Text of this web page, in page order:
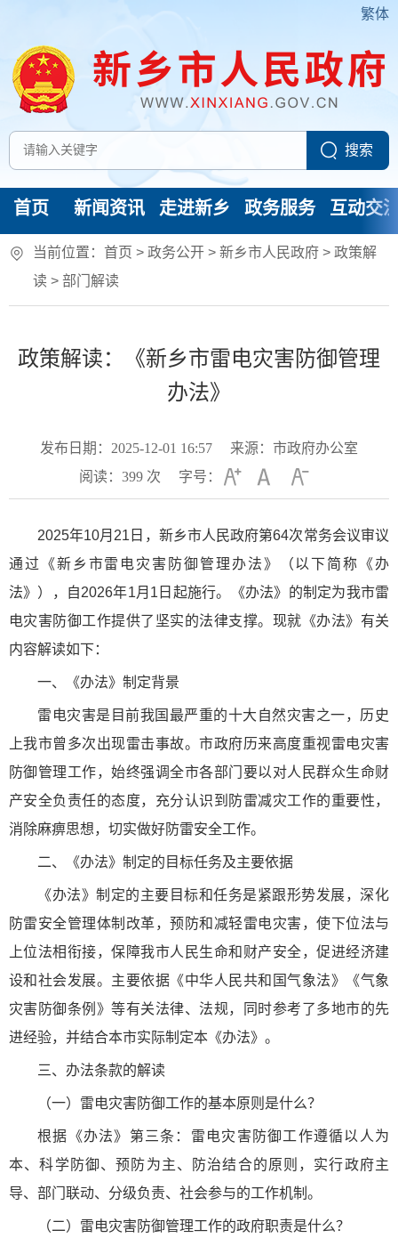
繁体
首页 新闻资讯 走进新乡 政务服务 互动交
当前位置： 首页 > 政务公开 > 新乡市人民政府 > 政策解
读 > 部门解读
政策解读：《新乡市雷电灾害防御管理
办法》
发布日期：2025-12-01 16:57
来源：市政府办公室
阅读： 399次 字号：
2025年10月21日，新乡市人民政府第64次常务会议审议
通过《新乡市雷电灾害防御管理办法》（以下简称《办
法》），自2026年1月1日起施行。《办法》的制定为我市雷
电灾害防御工作提供了坚实的法律支撑。现就《办法》有关
内容解读如下：
一、《办法》制定背景
雷电灾害是目前我国最严重的十大自然灾害之一，历史
上我市曾多次出现雷击事故。市政府历来高度重视雷电灾害
防御管理工作，始终强调全市各部门要以对人民群众生命财
产安全负责任的态度，充分认识到防雷减灾工作的重要性，
消除麻痹思想，切实做好防雷安全工作。
二、《办法》制定的目标任务及主要依据
《办法》制定的主要目标和任务是紧跟形势发展，深化
防雷安全管理体制改革，预防和减轻雷电灾害，使下位法与
上位法相衔接，保障我市人民生命和财产安全，促进经济建
设和社会发展。主要依据《中华人民共和国气象法》《气象
灾害防御条例》等有关法律、法规，同时参考了多地市的先
进经验，并结合本市实际制定本《办法》。
三、办法条款的解读
（一）雷电灾害防御工作的基本原则是什么？
根据《办法》第三条：雷电灾害防御工作遵循以人为
本、科学防御、预防为主、防治结合的原则，实行政府主
导、部门联动、分级负责、社会参与的工作机制。
（二）雷电灾害防御管理工作的政府职责是什么？